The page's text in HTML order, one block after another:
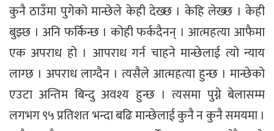
कुनै ठाउँमा पुगेको मान्छेले केही देख्छ । केहि लेख्छ । केही
बुझ्छ । अनि फर्किन्छ । कोही फर्कदैनन् । आत्महत्या आफैमा
एक अपराध हो । आपराध गर्न चाहने मान्छेलाई त्यो न्याय
लाग्छ । अपराध लाग्दैन । त्यसैले आत्महत्या हुन्छ । मान्छेको
एउटा अन्तिम बिन्दु अवश्य हुन्छ । त्यसमा पुग्ने बेलासम्म
लगभग ९५ प्रतिशत भन्दा बढि मान्छेलाई कुनै न कुनै समयमा ।